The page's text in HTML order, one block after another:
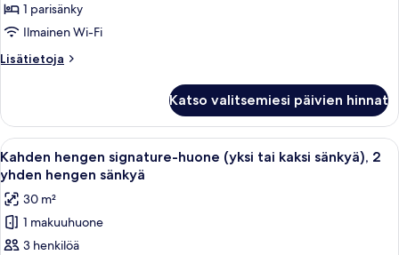
1 parisänky
Ilmainen Wi-Fi
Lisätietoja
Lisätietoja
Katso valitsemiesi päivien hinnat
Avaa
kaikki
huonetyypin
Kahden
hengen
signature-
Tunnelmallinen mökki, jonka seinät
5
Kahden hengen signature-huone (yksi tai kaksi sänkyä), 2
yhden hengen sänkyä
30 m²
1 makuuhuone
3 henkilöä